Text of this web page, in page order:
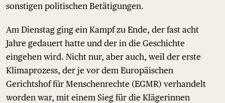
sonstigen politischen Betätigungen.
Am Dienstag ging ein Kampf zu Ende, der fast acht
Jahre gedauert hatte und der in die Geschichte
eingehen wird. Nicht nur, aber auch, weil der erste
Klimaprozess, der je vor dem Europäischen
Gerichtshof für Menschenrechte (EGMR) verhandelt
worden war, mit einem Sieg für die Klägerinnen